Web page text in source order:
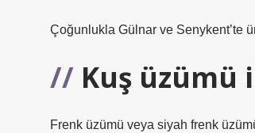
Çoğunlukla Gülnar ve Senykent’te
Kuş üzümü
Frenk üzümü veya siyah frenk